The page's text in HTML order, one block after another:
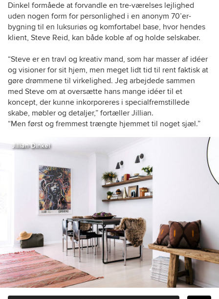
Dinkel formåede at forvandle en tre-værelses lejlighed
uden nogen form for personlighed i en anonym 70’er-
bygning til en luksuriøs og komfortabel base, hvor hendes
klient, Steve Reid, kan både koble af og holde selskaber.
“Steve er en travl og kreativ mand, som har masser af idéer
og visioner for sit hjem, men meget lidt tid til rent faktisk at
gøre drømmene til virkelighed. Jeg arbejdede sammen
med Steve om at oversætte hans mange idéer til et
koncept, der kunne inkorporeres i specialfremstillede
skabe, møbler og detaljer,” fortæller Jillian.
“Men først og fremmest trængte hjemmet til noget sjæl.”
Jillian Dinkel